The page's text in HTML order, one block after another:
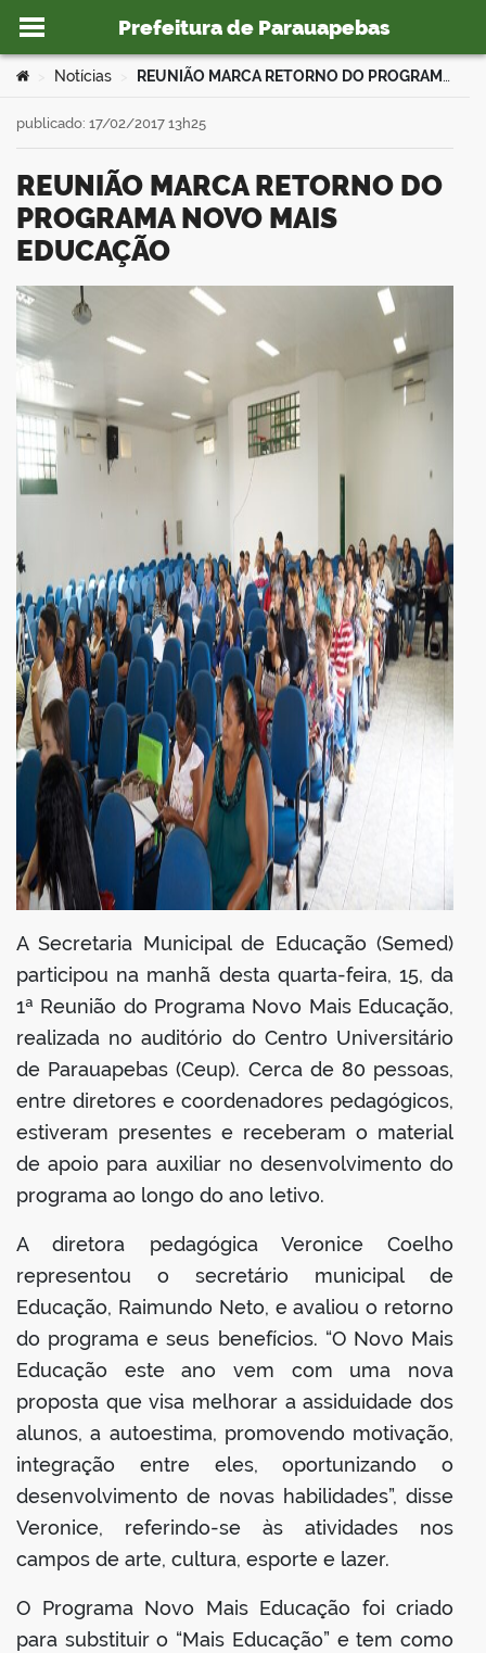
Ir para o conteúdo
Prefeitura de Parauapebas
portal
Você está aqui:
Notícias REUNIÃO MARCA RETORNO DO PROGRAMA NOVO MAIS EDUCAÇÃO
REUNIÃO MARCA RETORNO DO
PROGRAMA NOVO MAIS
EDUCAÇÃO
publicado: 17/02/2017 13h25
A Secretaria Municipal de Educação (Semed)
participou na manhã desta quarta-feira, 15, da
1ª Reunião do Programa Novo Mais Educação,
realizada no auditório do Centro Universitário
de Parauapebas (Ceup). Cerca de 80 pessoas,
entre diretores e coordenadores pedagógicos,
estiveram presentes e receberam o material
de apoio para auxiliar no desenvolvimento do
programa ao longo do ano letivo.
A diretora pedagógica Veronice Coelho
representou o secretário municipal de
Educação, Raimundo Neto, e avaliou o retorno
do programa e seus benefícios. “O Novo Mais
Educação este ano vem com uma nova
proposta que visa melhorar a assiduidade dos
alunos, a autoestima, promovendo motivação,
integração entre eles, oportunizando o
desenvolvimento de novas habilidades”, disse
Veronice, referindo-se às atividades nos
campos de arte, cultura, esporte e lazer.
O Programa Novo Mais Educação foi criado
para substituir o “Mais Educação” e tem como